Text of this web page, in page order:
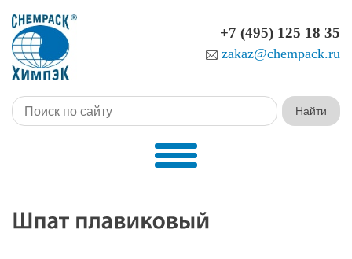
+7 (495) 125 18 35
zakaz@chempack.ru